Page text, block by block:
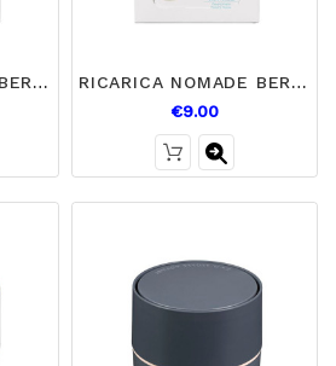
RICARICA NOMADE BERGER AMBRA
RICARICA NOMADE BERGER VENTO OCEANO
€9.00